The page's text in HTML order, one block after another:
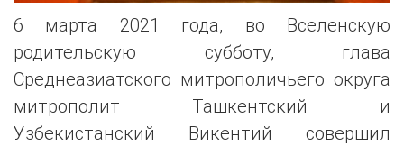
6 марта 2021 года, во Вселенскую
родительскую субботу, глава
Среднеазиатского митрополичьего округа
митрополит Ташкентский и
Узбекистанский Викентий совершил